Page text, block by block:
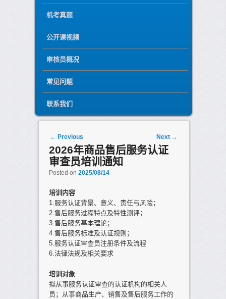
机考真题
公开课视频
审核员概况
常见问题
联系我们
Post navigation
← Previous Next →
2026年商品售后服务认证
审查员培训通知
Posted on 2025/08/14
培训内容
1.服务认证背景、意义、责任与风险；
2.售后服务过程特点及特性测评；
3.售后服务基本理论；
4.售后服务标准及认证规则；
5.服务认证审查员注册条件及流程
6.法律法规及相关要求
培训对象
拟从事服务认证审查的认证机构的相关人
员；从事商品生产、销售及售后服务工作的